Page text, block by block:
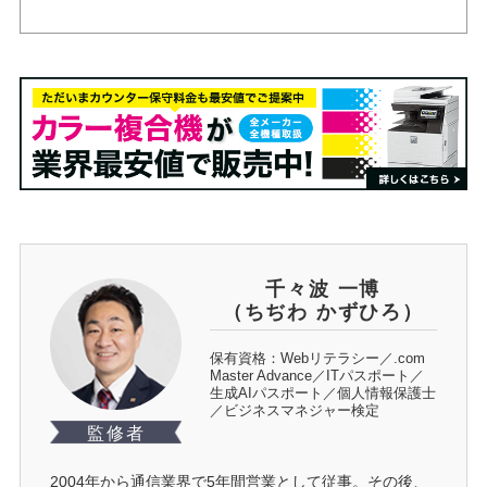
監修者
千々波 一博
（ちぢわ かずひろ）
保有資格：Webリテラシー／.com
Master Advance／ITパスポート／
生成AIパスポート／個人情報保護士
／ビジネスマネジャー検定
2004年から通信業界で5年間営業として従事。その後、